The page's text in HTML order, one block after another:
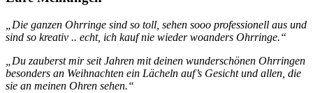
„Die ganzen Ohrringe sind so toll, sehen sooo professionell aus und
sind so kreativ .. echt, ich kauf nie wieder woanders Ohrringe.“
„Du zauberst mir seit Jahren mit deinen wunderschönen Ohrringen
besonders an Weihnachten ein Lächeln auf’s Gesicht und allen, die
sie an meinen Ohren sehen.“